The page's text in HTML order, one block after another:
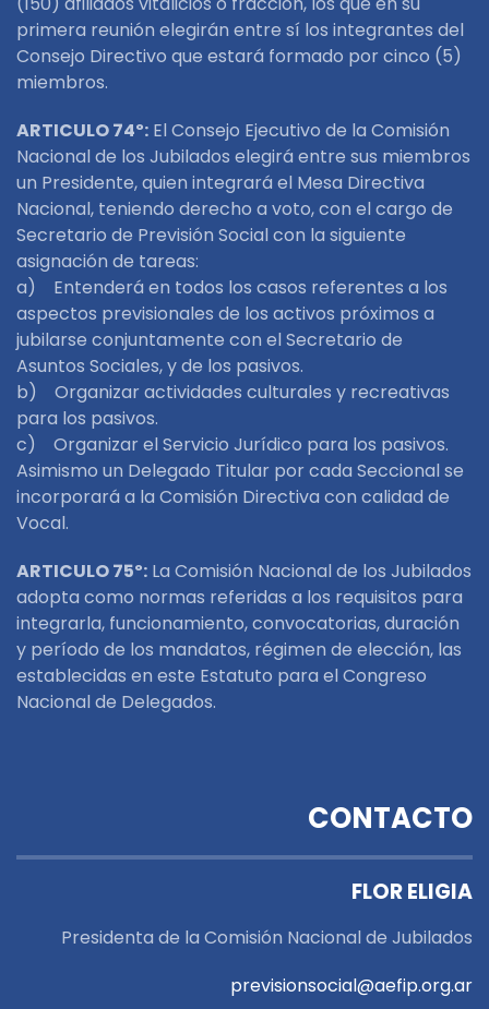
primera reunión elegirán entre sí los integrantes del
Consejo Directivo que estará formado por cinco (5)
miembros.
ARTICULO 74º: El Consejo Ejecutivo de la Comisión
Nacional de los Jubilados elegirá entre sus miembros
un Presidente, quien integrará el Mesa Directiva
Nacional, teniendo derecho a voto, con el cargo de
Secretario de Previsión Social con la siguiente
asignación de tareas:
a) Entenderá en todos los casos referentes a los
aspectos previsionales de los activos próximos a
jubilarse conjuntamente con el Secretario de
Asuntos Sociales, y de los pasivos.
b) Organizar actividades culturales y recreativas
para los pasivos.
c) Organizar el Servicio Jurídico para los pasivos.
Asimismo un Delegado Titular por cada Seccional se
incorporará a la Comisión Directiva con calidad de
Vocal.
ARTICULO 75º: La Comisión Nacional de los Jubilados
adopta como normas referidas a los requisitos para
integrarla, funcionamiento, convocatorias, duración
y período de los mandatos, régimen de elección, las
establecidas en este Estatuto para el Congreso
Nacional de Delegados.
CONTACTO
FLOR ELIGIA
Presidenta de la Comisión Nacional de Jubilados
previsionsocial@aefip.org.ar